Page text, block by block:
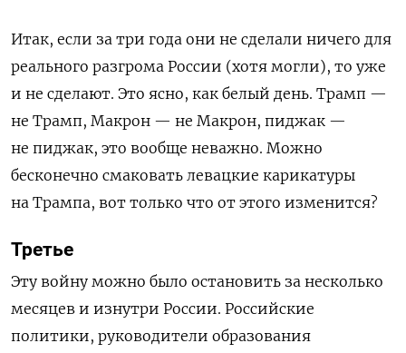
Итак, если за три года они не сделали ничего для
реального разгрома России (хотя могли), то уже
и не сделают. Это ясно, как белый день. Трамп —
не Трамп, Макрон — не Макрон, пиджак —
не пиджак, это вообще неважно. Можно
бесконечно смаковать левацкие карикатуры
на Трампа, вот только что от этого изменится?
Третье
Эту войну можно было остановить за несколько
месяцев и изнутри России. Российские
политики, руководители образования